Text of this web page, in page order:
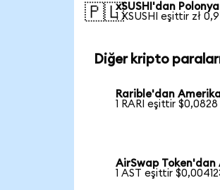
🇵🇱xSUSHI'dan
1 XSUSHI eşittir zł
Diğer kripto
Rarible'dan
1 RARI eşittir $0,0828
AirSwap Token'dan
1 AST eşittir